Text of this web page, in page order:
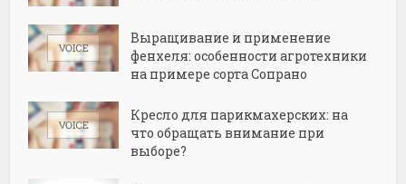
Выращивание и применение
фенхеля: особенности агротехники
на примере сорта Сопрано
Кресло для парикмахерских: на
что обращать внимание при
выборе?